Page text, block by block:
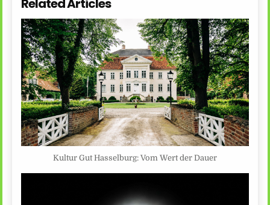
Related Articles
Kultur Gut Hasselburg: Vom Wert der Dauer